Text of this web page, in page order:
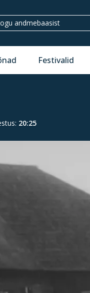
Festivalid
: 20:25